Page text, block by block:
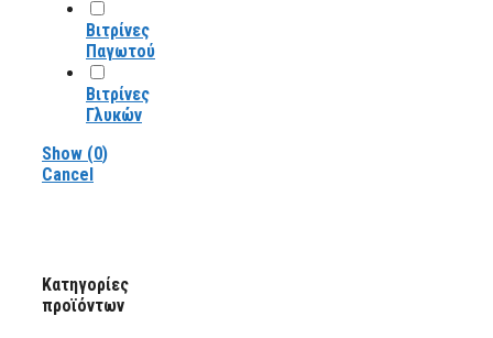
Βιτρίνες
Παγωτού
Βιτρίνες
Γλυκών
Show (0)
Cancel
Κατηγορίες
προϊόντων